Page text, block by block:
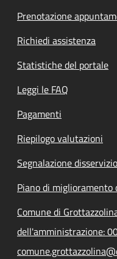
Prenotazione
Richiedi assistenza
Statistiche del portale
Leggi le FAQ
Pagamenti
Riepilogo valutazioni
Segnalazione disservizio
Piano di miglioramento
Comune di
dell'amministrazione: